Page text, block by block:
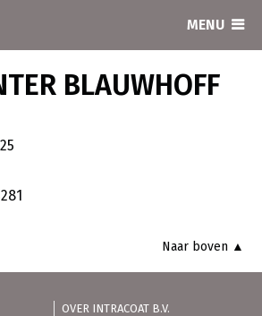
MENU
BLAUWHOFF
Naar boven ▲
OVER INTRACOAT B.V.